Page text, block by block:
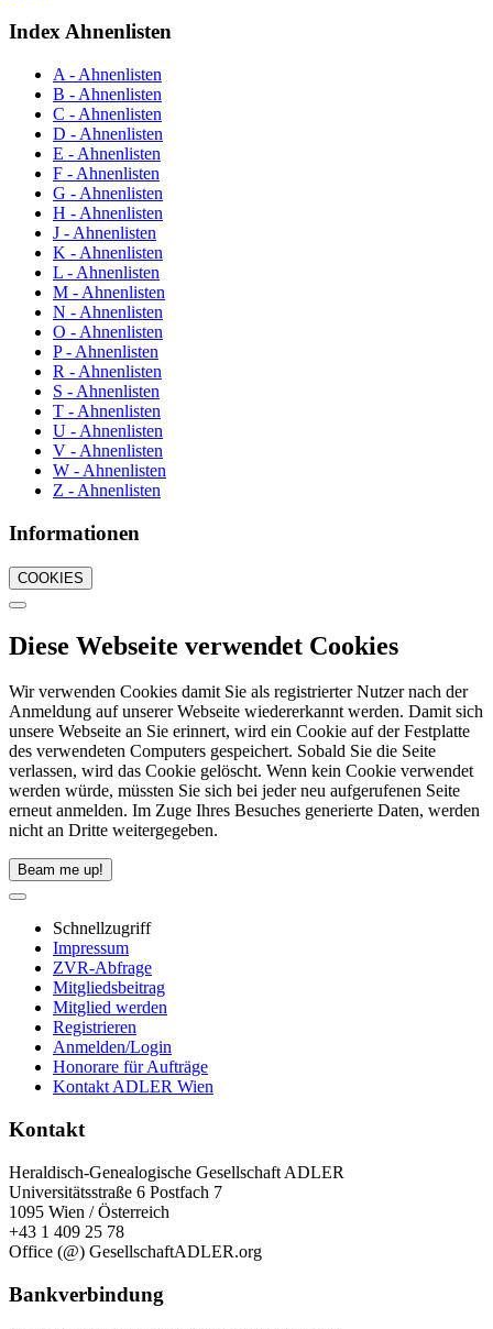
Index Ahnenlisten
A - Ahnenlisten
B - Ahnenlisten
C - Ahnenlisten
D - Ahnenlisten
E - Ahnenlisten
F - Ahnenlisten
G - Ahnenlisten
H - Ahnenlisten
J - Ahnenlisten
K - Ahnenlisten
L - Ahnenlisten
M - Ahnenlisten
N - Ahnenlisten
O - Ahnenlisten
P - Ahnenlisten
R - Ahnenlisten
S - Ahnenlisten
T - Ahnenlisten
U - Ahnenlisten
V - Ahnenlisten
W - Ahnenlisten
Z - Ahnenlisten
Informationen
COOKIES
Diese Webseite verwendet Cookies
Wir verwenden Cookies damit Sie als registrierter Nutzer nach der
Anmeldung auf unserer Webseite wiedererkannt werden. Damit sich
unsere Webseite an Sie erinnert, wird ein Cookie auf der Festplatte
des verwendeten Computers gespeichert. Sobald Sie die Seite
verlassen, wird das Cookie gelöscht. Wenn kein Cookie verwendet
werden würde, müssten Sie sich bei jeder neu aufgerufenen Seite
erneut anmelden. Im Zuge Ihres Besuches generierte Daten, werden
nicht an Dritte weitergegeben.
Beam me up!
Schnellzugriff
Impressum
ZVR-Abfrage
Mitgliedsbeitrag
Mitglied werden
Registrieren
Anmelden/Login
Honorare für Aufträge
Kontakt ADLER Wien
Kontakt
Heraldisch-Genealogische Gesellschaft ADLER
Universitätsstraße 6 Postfach 7
1095 Wien / Österreich
+43 1 409 25 78
Office (@) GesellschaftADLER.org
Bankverbindung